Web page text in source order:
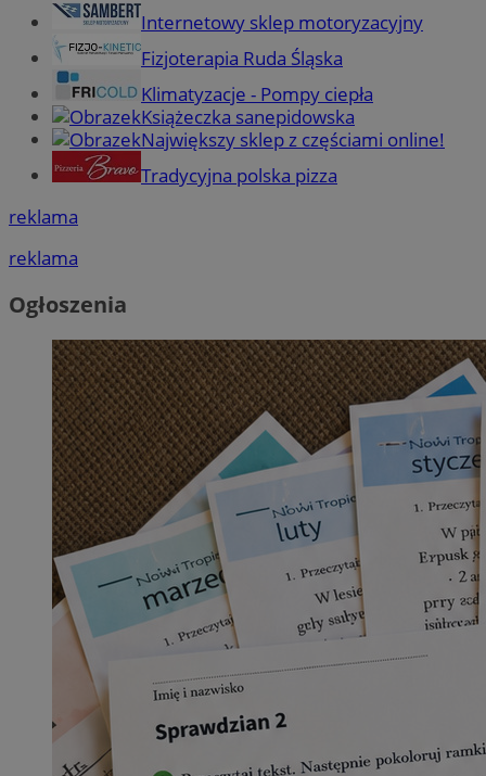
Internetowy sklep motoryzacyjny
Fizjoterapia Ruda Śląska
Klimatyzacje - Pompy ciepła
Książeczka sanepidowska
Największy sklep z częściami online!
Tradycyjna polska pizza
reklama
reklama
Ogłoszenia